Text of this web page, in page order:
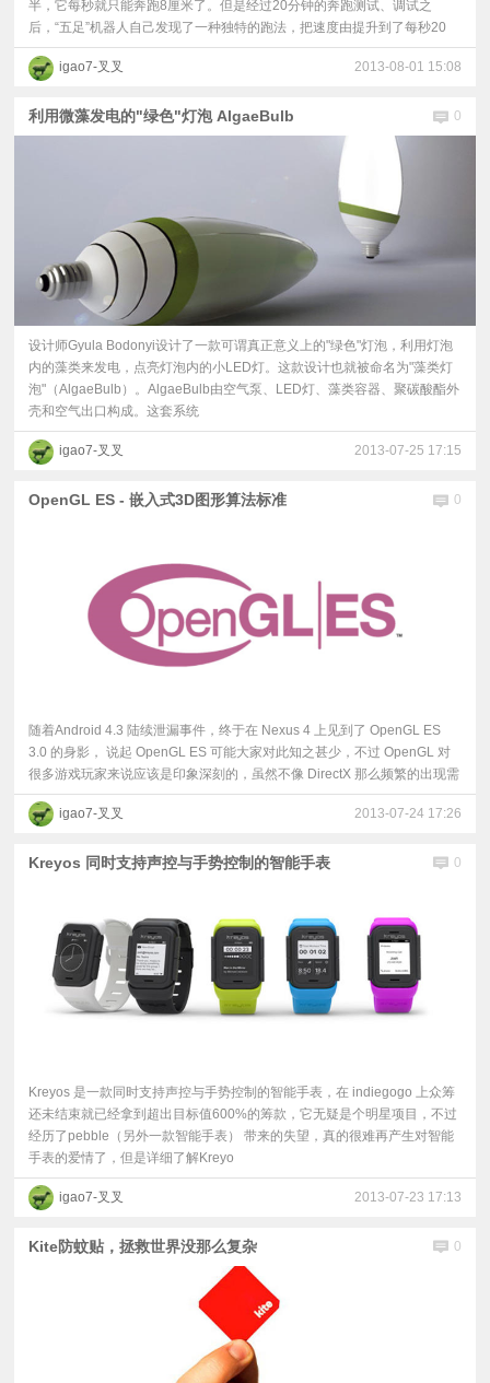
半，它每秒就只能奔跑8厘米了。但是经过20分钟的奔跑测试、调试之
后，“五足”机器人自己发现了一种独特的跑法，把速度由提升到了每秒20
igao7-叉叉 2013-08-01 15:08
利用微藻发电的"绿色"灯泡 AlgaeBulb 0
设计师Gyula Bodonyi设计了一款可谓真正意义上的"绿色"灯泡，利用灯泡
内的藻类来发电，点亮灯泡内的小LED灯。这款设计也就被命名为"藻类灯
泡"（AlgaeBulb）。AlgaeBulb由空气泵、LED灯、藻类容器、聚碳酸酯外
壳和空气出口构成。这套系统
igao7-叉叉 2013-07-25 17:15
OpenGL ES - 嵌入式3D图形算法标准 0
随着Android 4.3 陆续泄漏事件，终于在 Nexus 4 上见到了 OpenGL ES
3.0 的身影， 说起 OpenGL ES 可能大家对此知之甚少，不过 OpenGL 对
很多游戏玩家来说应该是印象深刻的，虽然不像 DirectX 那么频繁的出现需
igao7-叉叉 2013-07-24 17:26
Kreyos 同时支持声控与手势控制的智能手表 0
Kreyos 是一款同时支持声控与手势控制的智能手表，在 indiegogo 上众筹
还未结束就已经拿到超出目标值600%的筹款，它无疑是个明星项目，不过
经历了pebble（另外一款智能手表） 带来的失望，真的很难再产生对智能
手表的爱情了，但是详细了解Kreyo
igao7-叉叉 2013-07-23 17:13
Kite防蚊贴，拯救世界没那么复杂 0